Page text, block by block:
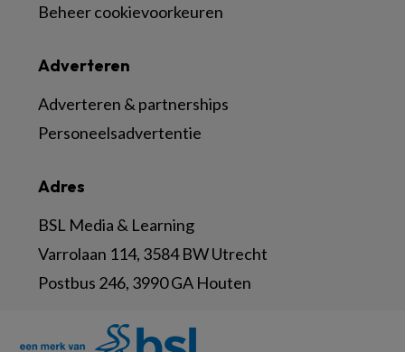
Adres
BSL Media & Learning
Varrolaan 114, 3584 BW Utrecht
Postbus 246, 3990 GA Houten
Adverteren
Adverteren & partnerships
Personeelsadvertentie
Beheer cookievoorkeuren